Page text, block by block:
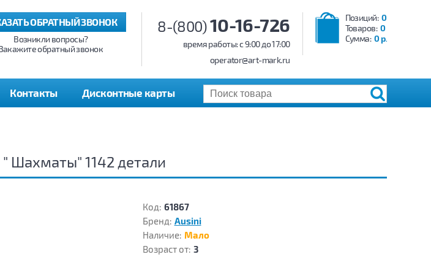
Позиций: 0
Товаров: 0
Сумма: 0 р.
8-(800)10-16-726
время работы: c 9:00 до 17:00
operator@art-mark.ru
ОБРАТНЫЙ ЗВОНОК
Возникли вопросы?
обратный звонок
Контакты Дисконтные карты
Шахматы" 1142 детали
Код: 61867
Бренд: Ausini
Наличие: Мало
Возраст от: 3